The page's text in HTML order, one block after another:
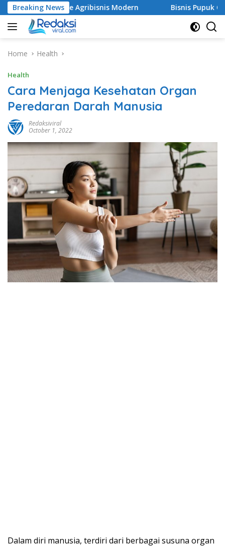
Skip
to
content
Breaking News
Franchise Agribisnis Modern Bisnis Pupuk Organik
Home Health
Health
Cara Menjaga Kesehatan Organ
Peredaran Darah Manusia
Redaksiviral
October 1, 2022
Dalam diri manusia, terdiri dari berbagai susuna organ